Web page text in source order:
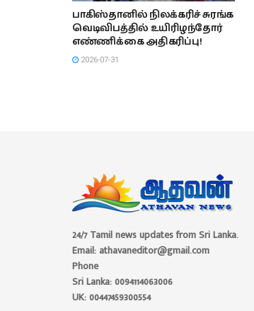
பாகிஸ்தானில் நிலக்கரிச் சுரங்க
வெடிவிபத்தில் உயிரிழந்தோர்
எண்ணிக்கை அதிகரிப்பு!
2026-07-31
24/7 Tamil news updates from Sri Lanka.
Email: athavaneditor@gmail.com
Phone
Sri Lanka: 0094114063006
UK: 00447459300554